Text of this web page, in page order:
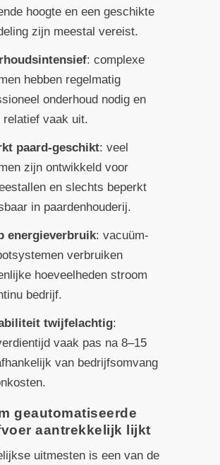
hoogte en een geschikte
zijn meestal vereist.
: complexe
hebben regelmatig
onderhoud nodig en
relatief vaak uit.
paard-geschikt: veel
zijn ontwikkeld voor
en slechts beperkt
in paardenhouderij.
energieverbruik: vacuüm-
verbruiken
hoeveelheden stroom
bedrijf.
twijfelachtig:
vaak pas na 8–15
van bedrijfsomvang
geautomatiseerde
aantrekkelijk lijkt
uitmesten is een van de